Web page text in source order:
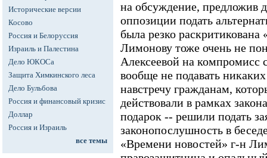
Исторические версии
Косово
Россия и Белоруссия
Израиль и Палестина
Дело ЮКОСа
Защита Химкинского леса
Дело Бульбова
Россия и финансовый кризис
Доллар
Россия и Израиль
все темы
на обсуждение, предложив
оппозиции подать
была резко
Лимонову тоже очень не
Алексеевой на компромисс
вообще не подавать
навстречу гражданам,
действовали в рамках
подарок -- решили подать
законопослушность в
«Времени новостей» г-н